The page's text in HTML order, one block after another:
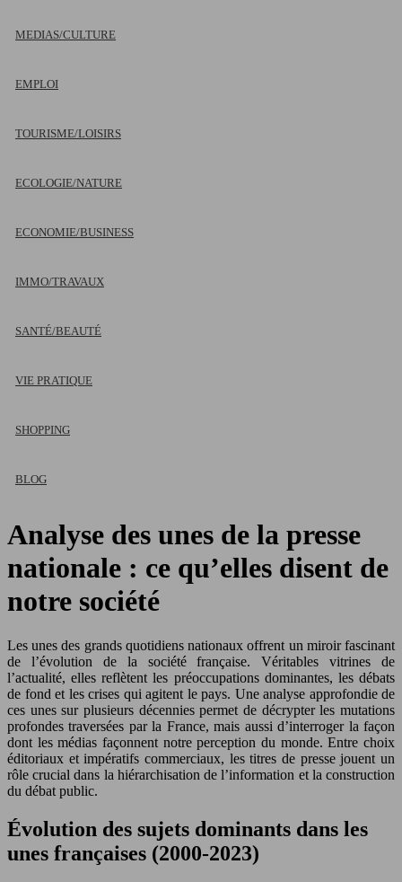
MEDIAS/CULTURE
EMPLOI
TOURISME/LOISIRS
ECOLOGIE/NATURE
ECONOMIE/BUSINESS
IMMO/TRAVAUX
SANTÉ/BEAUTÉ
VIE PRATIQUE
SHOPPING
BLOG
Analyse des unes de la presse
nationale : ce qu’elles disent de
notre société
Les unes des grands quotidiens nationaux offrent un miroir fascinant
de l’évolution de la société française. Véritables vitrines de
l’actualité, elles reflètent les préoccupations dominantes, les débats
de fond et les crises qui agitent le pays. Une analyse approfondie de
ces unes sur plusieurs décennies permet de décrypter les mutations
profondes traversées par la France, mais aussi d’interroger la façon
dont les médias façonnent notre perception du monde. Entre choix
éditoriaux et impératifs commerciaux, les titres de presse jouent un
rôle crucial dans la hiérarchisation de l’information et la construction
du débat public.
Évolution des sujets dominants dans les
unes françaises (2000-2023)